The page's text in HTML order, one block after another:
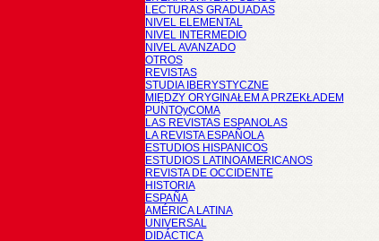
LECTURAS GRADUADAS
NIVEL ELEMENTAL
NIVEL INTERMEDIO
NIVEL AVANZADO
OTROS
REVISTAS
STUDIA IBERYSTYCZNE
MIĘDZY ORYGINAŁEM A PRZEKŁADEM
PUNTOyCOMA
LAS REVISTAS ESPANOLAS
LA REVISTA ESPAÑOLA
ESTUDIOS HISPANICOS
ESTUDIOS LATINOAMERICANOS
REVISTA DE OCCIDENTE
HISTORIA
ESPAÑA
AMÉRICA LATINA
UNIVERSAL
DIDÁCTICA